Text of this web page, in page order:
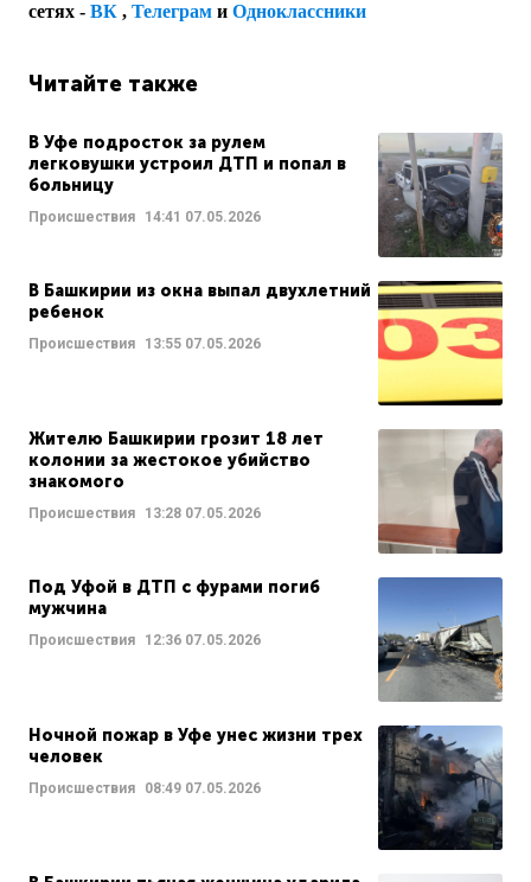
сетях - ВК , Телеграм и Одноклассники
Читайте также
В Уфе подросток за рулем
легковушки устроил ДТП и попал в
больницу
Происшествия 14:41 07.05.2026
В Башкирии из окна выпал двухлетний
ребенок
Происшествия 13:55 07.05.2026
Жителю Башкирии грозит 18 лет
колонии за жестокое убийство
знакомого
Происшествия 13:28 07.05.2026
Под Уфой в ДТП с фурами погиб
мужчина
Происшествия 12:36 07.05.2026
Ночной пожар в Уфе унес жизни трех
человек
Происшествия 08:49 07.05.2026